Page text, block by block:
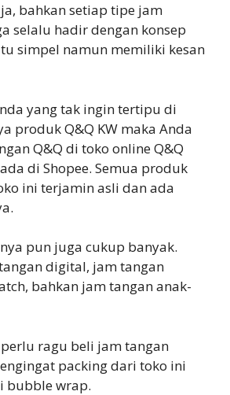
bahkan setiap tipe jam
selalu hadir dengan konsep
simpel namun memiliki kesan
yang tak ingin tertipu di
produk Q&Q KW maka Anda
Q&Q di toko online Q&Q
di Shopee. Semua produk
ini terjamin asli dan ada
pun juga cukup banyak.
digital, jam tangan
bahkan jam tangan anak-
ragu beli jam tangan
packing dari toko ini
bubble wrap.